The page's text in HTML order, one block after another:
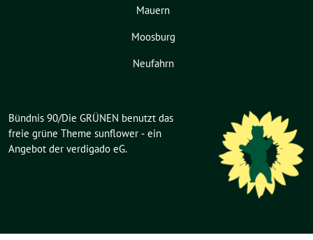
Mauern
Moosburg
Neufahrn
Bündnis 90/Die GRÜNEN benutzt das
freie grüne Theme sunflower ‐ ein
Angebot der verdigado eG.